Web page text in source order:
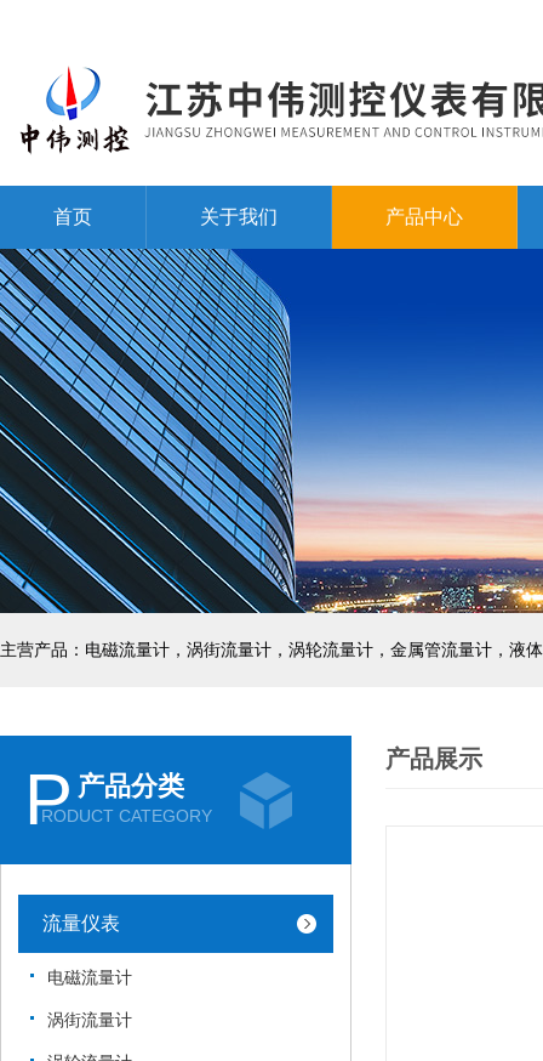
首页 关于我们 产品中心
主营产品：电磁流量计，涡街流量计，涡轮流量计，金属管流量计，液
P 产品分类
RODUCT CATEGORY
流量仪表
电磁流量计
涡街流量计
产品展示